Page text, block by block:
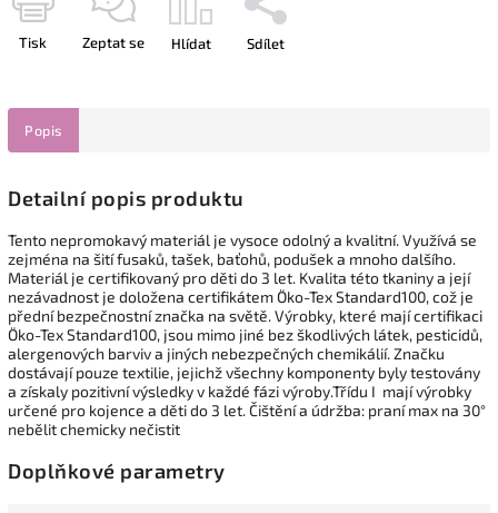
Tisk Zeptat se Hlídat Sdílet
Popis
Detailní popis produktu
Tento nepromokavý materiál je vysoce odolný a kvalitní. Využívá se
zejména na šití fusaků, tašek, baťohů, podušek a mnoho dalšího.
Materiál je certifikovaný pro děti do 3 let. Kvalita této tkaniny a její
nezávadnost je doložena certifikátem Öko-Tex Standard100, což je
přední bezpečnostní značka na světě. Výrobky, které mají certifikaci
Öko-Tex Standard100, jsou mimo jiné bez škodlivých látek, pesticidů,
alergenových barviv a jiných nebezpečných chemikálií. Značku
dostávají pouze textilie, jejichž všechny komponenty byly testovány
a získaly pozitivní výsledky v každé fázi výroby.Třídu I mají výrobky
určené pro kojence a děti do 3 let. Čištění a údržba: praní max na 30°
nebělit chemicky nečistit
Doplňkové parametry